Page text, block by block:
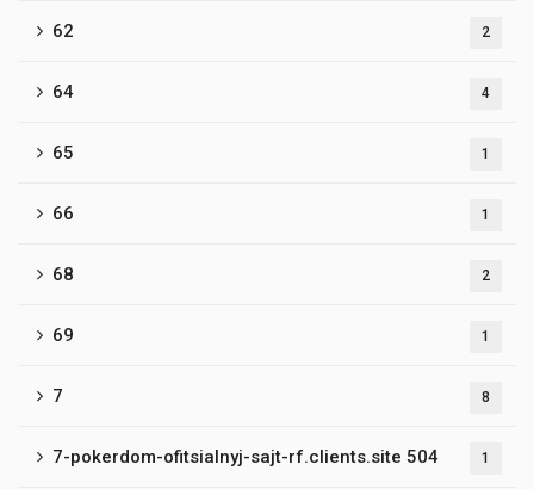
62 2
64 4
65 1
66 1
68 2
69 1
7 8
7-pokerdom-ofitsialnyj-sajt-rf.clients.site 504 1